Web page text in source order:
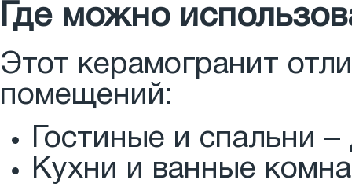
Где можно
Этот керамогранит
помещений:
Гостиные и спальни
Кухни и ванные